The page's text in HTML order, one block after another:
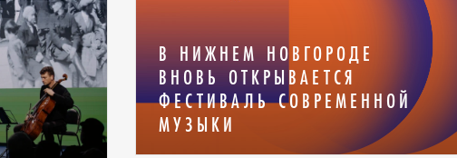
В НИЖНЕМ НОВГОРОДЕ
ВНОВЬ ОТКРЫВАЕТСЯ
ФЕСТИВАЛЬ СОВРЕМЕННОЙ
МУЗЫКИ